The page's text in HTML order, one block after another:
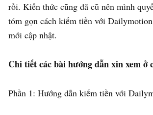
rồi. Kiến thức cũng đã cũ nên mình
tóm gọn cách kiếm tiền với
mới cập nhật.
Chi tiết các bài hướng dẫn xin xem ở
Phần 1: Hướng dẫn kiếm tiền với